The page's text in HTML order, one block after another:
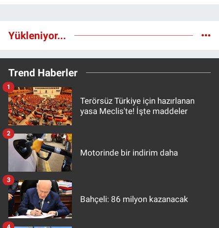
Yükleniyor...
Trend Haberler
Terörsüz Türkiye için hazırlanan
yasa Meclis'te! İşte maddeler
1
Motorinde bir indirim daha
2
Bahçeli: 86 milyon kazanacak
3
4